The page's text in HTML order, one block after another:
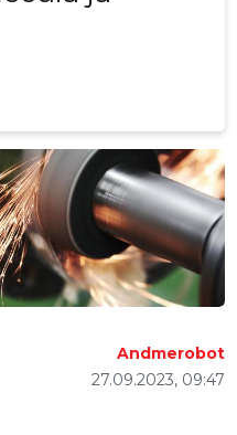
27.09.2023, 09:47
Andmerobot